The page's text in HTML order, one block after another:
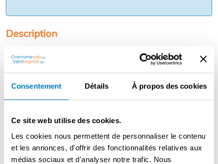
Consentement Détails À propos des cookies
Ce site web utilise des cookies.
Les cookies nous permettent de personnaliser le contenu
et les annonces, d'offrir des fonctionnalités relatives aux
médias sociaux et d'analyser notre trafic. Nous
Description
endroit calme et verdoyant à Berlaar. Cette entreprise
de restauration jouit d'une solide réputation, d'une
clientèle régulière et d'une bonne gestion avec un carnet
parking pour les clients. Grâce à une carte complète
avec des plats de brasserie classiques et des produits
de qualité, l'entreprise jouit d'une excellente réputation
dans la région.